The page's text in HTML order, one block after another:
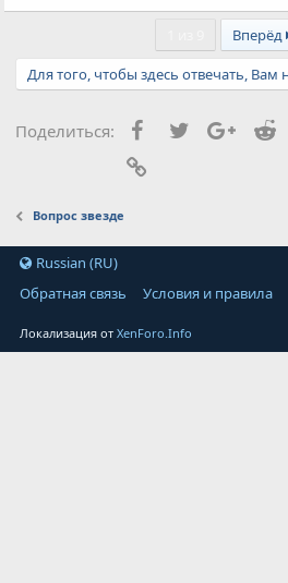
Вперёд
Для того, чтобы здесь отвечать,
Поделиться: Facebook
Twitter
Вопрос звезде
Russian (RU)
Обратная связь
Условия и правила
Локализация отXenForo.Info